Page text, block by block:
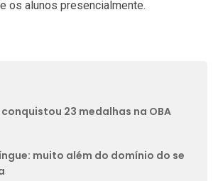
os alunos presencialmente.
23 medalhas na OBA
muito além do domínio do se